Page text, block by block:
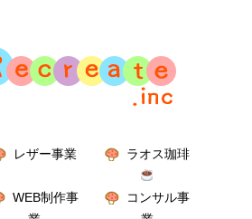
レザー事業 ラオス珈琲
WEB制作事
コンサル事